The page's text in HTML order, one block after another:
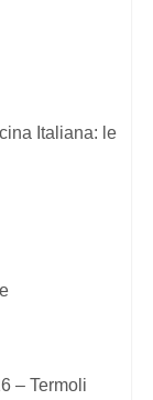
Italiana: le
– Termoli